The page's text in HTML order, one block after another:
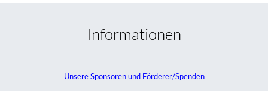
Informationen
Unsere Sponsoren und Förderer/Spenden